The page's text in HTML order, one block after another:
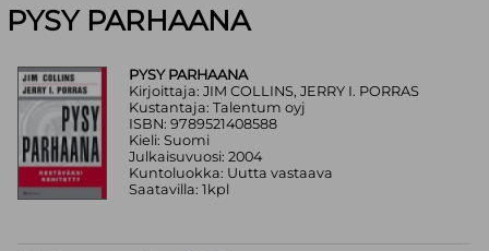
PYSY PARHAANA
PYSY PARHAANA
Kirjoittaja: JIM COLLINS, JERRY I. PORRAS
Kustantaja: Talentum oyj
ISBN: 9789521408588
Kieli: Suomi
Julkaisuvuosi: 2004
Kuntoluokka: Uutta vastaava
Saatavilla: 1kpl